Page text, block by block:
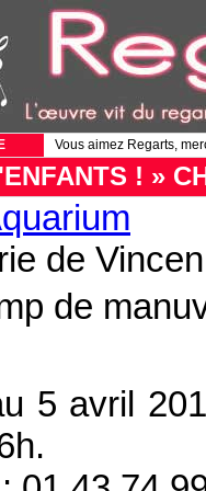
Vous aimez Regarts,
! »
de
de
5 avril